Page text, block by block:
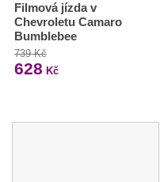
Filmová jízda v
Chevroletu Camaro
Bumblebee
739 Kč
628 Kč